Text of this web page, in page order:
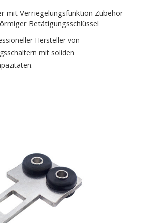
mit Verriegelungsfunktion Zubehör
Betätigungsschlüssel
Hersteller von
mit soliden